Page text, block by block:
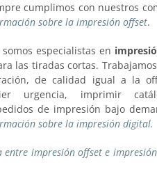
cumplimos con nuestros
sobre la impresión offset.
especialistas en
las tiradas cortas.
de calidad igual a la
urgencia, imprimir
de impresión bajo
sobre la impresión digital.
entre impresión offset e